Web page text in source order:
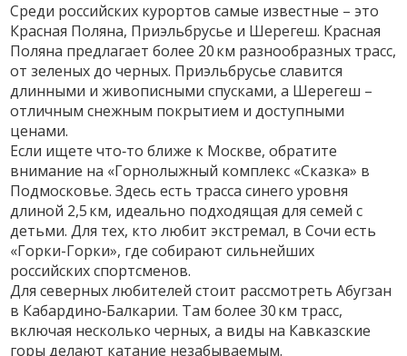
Среди российских курортов самые известные – это
Красная Поляна, Приэльбрусье и Шерегеш. Красная
Поляна предлагает более 20 км разнообразных трасс,
от зеленых до черных. Приэльбрусье славится
длинными и живописными спусками, а Шерегеш –
отличным снежным покрытием и доступными
ценами.
Если ищете что‑то ближе к Москве, обратите
внимание на «Горнолыжный комплекс «Сказка» в
Подмосковье. Здесь есть трасса синего уровня
длиной 2,5 км, идеально подходящая для семей с
детьми. Для тех, кто любит экстремал, в Сочи есть
«Горки-Горки», где собирают сильнейших
российских спортсменов.
Для северных любителей стоит рассмотреть Абугзан
в Кабардино‑Балкарии. Там более 30 км трасс,
включая несколько черных, а виды на Кавказские
горы делают катание незабываемым.